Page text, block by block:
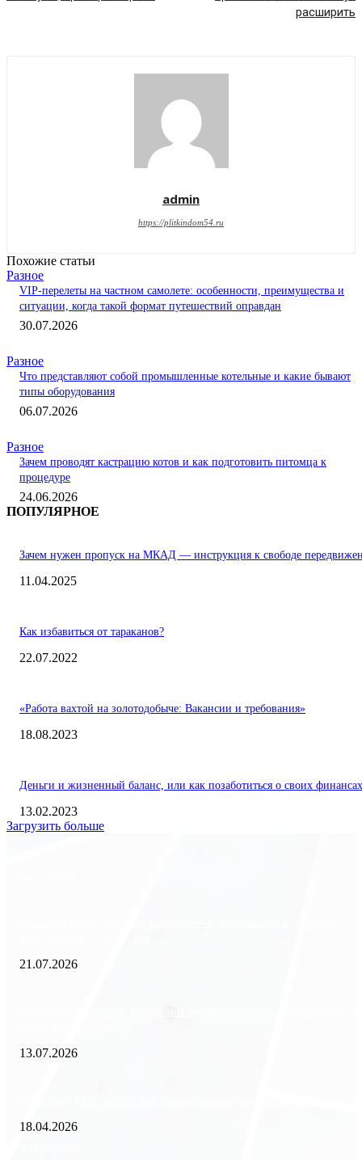
расширить
admin
https://plitkindom54.ru
Похожие статьи
Разное
VIP-перелеты на частном самолете: особенности, преимущества и
ситуации, когда такой формат путешествий оправдан
30.07.2026
Разное
Что представляют собой промышленные котельные и какие бывают
типы оборудования
06.07.2026
Разное
Зачем проводят кастрацию котов и как подготовить питомца к
процедуре
24.06.2026
ПОПУЛЯРНОЕ
Зачем нужен пропуск на МКАД — инструкция к свободе
11.04.2025
Как избавиться от тараканов?
22.07.2022
«Работа вахтой на золотодобыче: Вакансии и требования»
18.08.2023
Деньги и жизненный баланс, или как позаботиться о своих финансах
13.02.2023
Загрузить больше
21.07.2026
13.07.2026
18.04.2026